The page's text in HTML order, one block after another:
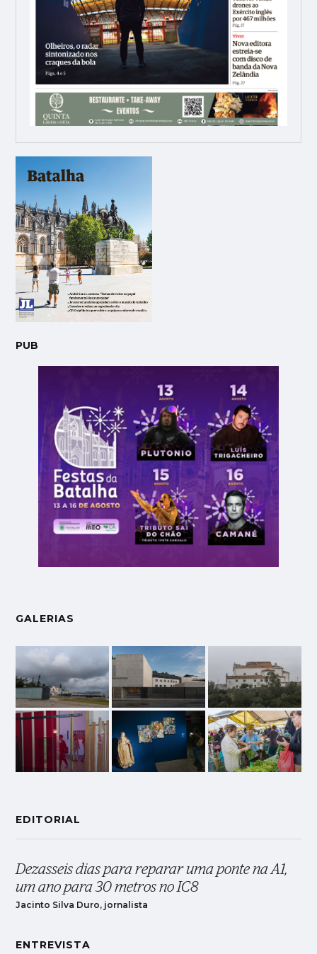
PUB
GALERIAS
EDITORIAL
Dezasseis dias para reparar uma ponte na A1,
um ano para 30 metros no IC8
Jacinto Silva Duro, jornalista
ENTREVISTA